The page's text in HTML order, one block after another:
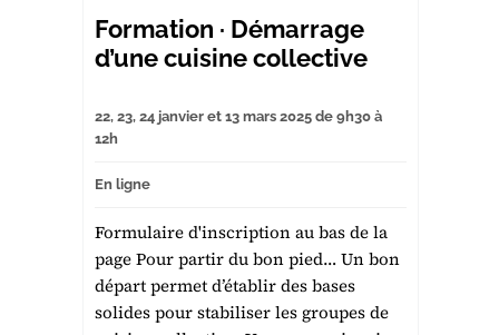
Formation · Démarrage
d’une cuisine collective
22, 23, 24 janvier et 13 mars 2025 de 9h30 à
12h
En ligne
Formulaire d'inscription au bas de la
page Pour partir du bon pied… Un bon
départ permet d’établir des bases
solides pour stabiliser les groupes de